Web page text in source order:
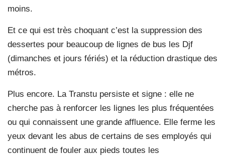
moins.
Et ce qui est très choquant c’est la suppression des
dessertes pour beaucoup de lignes de bus les Djf
(dimanches et jours fériés) et la réduction drastique des
métros.
Plus encore. La Transtu persiste et signe : elle ne
cherche pas à renforcer les lignes les plus fréquentées
ou qui connaissent une grande affluence. Elle ferme les
yeux devant les abus de certains de ses employés qui
continuent de fouler aux pieds toutes les